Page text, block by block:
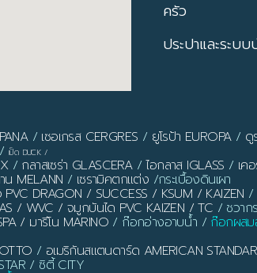
ครัว
ประปาและระบ
/ เซอเกรส CERGRES / ยูโรป้า EUROPA/ ดู
/ เป็ด DUCK /
/ กลาสเซร่า GLASCERA/ไอกลาส IGLASS / เค
MELANN / เซรามิคตกแต่ง /กระเบื้องดินเผา
DRAGON / SUCCESS / KSUM / KAIZEN /
/ WVC / จมูกบันได PVC KAIZEN / TC / ชวากร
/ มารีโน MARINO / ก๊อกอ่างอาบน้ำ / ก๊อกผสม
/ อเมริกันสแตนดาร์ด AMERICAN
/ ซิตี้ CITY